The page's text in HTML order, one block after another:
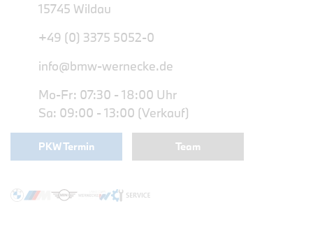
15745 Wildau
+49 (0) 3375 5052-0
info@bmw-wernecke.de
Mo-Fr: 07:30 - 18:00 Uhr
Sa: 09:00 - 13:00 (Verkauf)
PKW Termin Team